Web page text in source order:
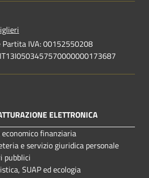
Partita IVA: 00152550208
ELETTRONICA
economico finanziaria
e servizio giuridica personale
pubblici
SUAP ed ecologia